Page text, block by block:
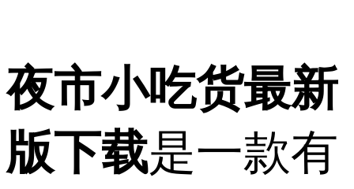
夜市小吃货最新
版下载是一款有